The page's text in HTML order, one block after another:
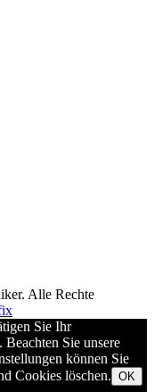
. Alle Rechte
Sie Ihr
Sie unsere
können Sie
Cookies löschen. OK